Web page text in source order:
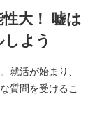
大！ 嘘は
よう
就活が始まり、
質問を受けるこ